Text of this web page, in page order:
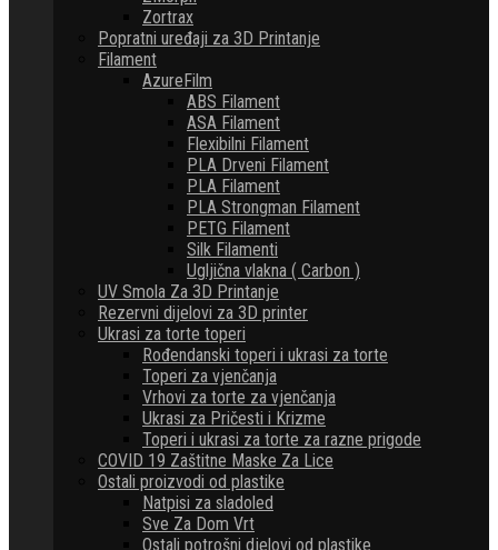
Zortrax
Popratni uređaji za 3D Printanje
Filament
AzureFilm
ABS Filament
ASA Filament
Flexibilni Filament
PLA Drveni Filament
PLA Filament
PLA Strongman Filament
PETG Filament
Silk Filamenti
Ugljična vlakna ( Carbon )
UV Smola Za 3D Printanje
Rezervni dijelovi za 3D printer
Ukrasi za torte toperi
Rođendanski toperi i ukrasi za torte
Toperi za vjenčanja
Vrhovi za torte za vjenčanja
Ukrasi za Pričesti i Krizme
Toperi i ukrasi za torte za razne prigode
COVID 19 Zaštitne Maske Za Lice
Ostali proizvodi od plastike
Natpisi za sladoled
Sve Za Dom Vrt
Ostali potrošni djelovi od plastike